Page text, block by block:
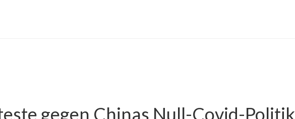
gegen Chinas Null-Covid-Politik